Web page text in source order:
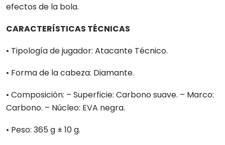
efectos de la bola.
CARACTERÍSTICAS TÉCNICAS
• Tipología de jugador: Atacante Técnico.
• Forma de la cabeza: Diamante.
• Composición: – Superficie: Carbono suave. – Marco:
Carbono. – Núcleo: EVA negra.
• Peso: 365 g ± 10 g.